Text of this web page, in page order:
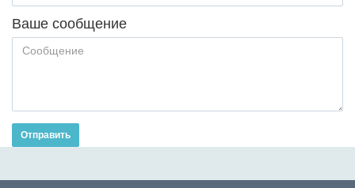
Ваше сообщение
Отправить